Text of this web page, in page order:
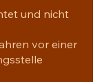
und nicht
vor einer